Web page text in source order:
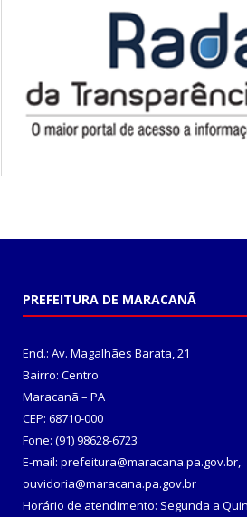
PREFEITURA DE MARACANÃ
End.: Av. Magalhães Barata, 21
Bairro: Centro
Maracanã – PA
CEP: 68710-000
Fone: (91) 98628-6723
E-mail: prefeitura@maracana.pa.gov.br,
ouvidoria@maracana.pa.gov.br
Horário de atendimento: Segunda a